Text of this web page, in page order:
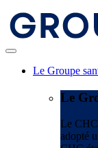
Le Groupe
Le
Le
adopté